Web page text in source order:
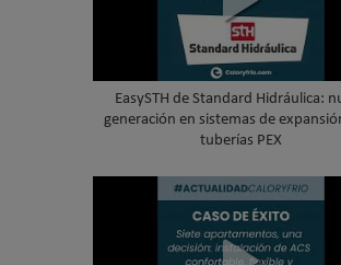
EasySTH de Standard Hidráulica:
generación en sistemas de
tuberías PEX